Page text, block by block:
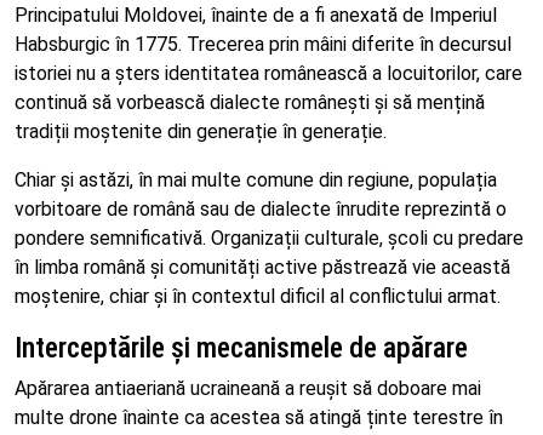
Principatului Moldovei, înainte de a fi anexată de Imperiul
Habsburgic în 1775. Trecerea prin mâini diferite în decursul
istoriei nu a șters identitatea românească a locuitorilor, care
continuă să vorbească dialecte românești și să mențină
tradiții moștenite din generație în generație.
Chiar și astăzi, în mai multe comune din regiune, populația
vorbitoare de română sau de dialecte înrudite reprezintă o
pondere semnificativă. Organizații culturale, școli cu predare
în limba română și comunități active păstrează vie această
moștenire, chiar și în contextul dificil al conflictului armat.
Interceptările și mecanismele de apărare
Apărarea antiaeriană ucraineană a reușit să doboare mai
multe drone înainte ca acestea să atingă ținte terestre în